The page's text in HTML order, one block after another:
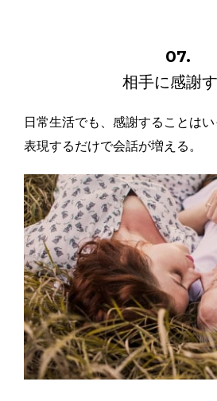
07.
相手に感謝
日常生活でも、感謝することは
表現するだけで会話が増える。